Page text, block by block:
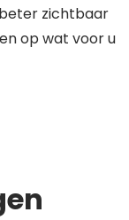
zichtbaar
op wat voor u